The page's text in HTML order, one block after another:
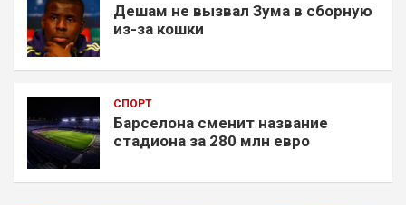
Дешам не вызвал Зума в сборную
из-за кошки
СПОРТ
Барселона сменит название
стадиона за 280 млн евро